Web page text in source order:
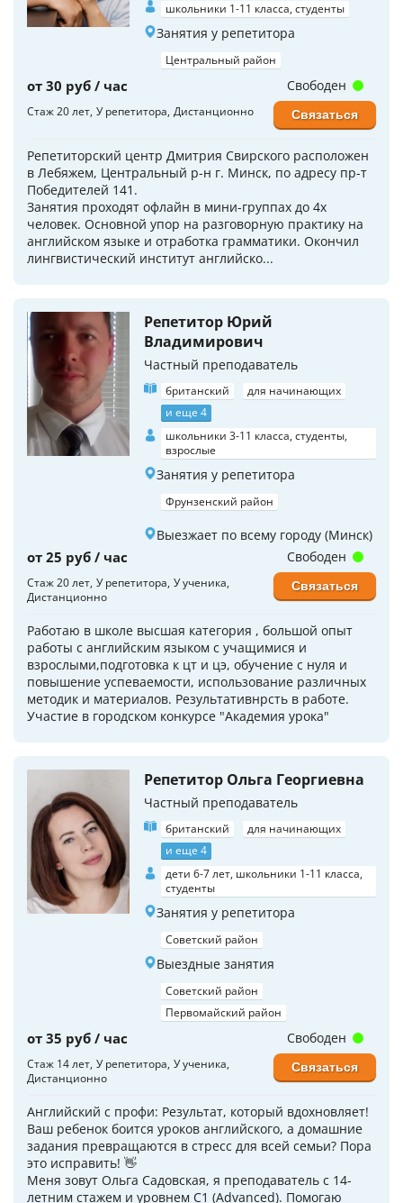
школьники 1-11 класса, студенты
Занятия у репетитора
Центральный район
от 30 руб / час
Стаж 20 лет У репетитора Дистанционно
Репетиторский центр Дмитрия Свирского расположен
в Лебяжем, Центральный р-н г. Минск, по адресу пр-т
Победителей 141.
Занятия проходят офлайн в мини-группах до 4х
человек. Основной упор на разговорную практику на
английском языке и отработка грамматики. Окончил
лингвистический институт английско...
Свободен
Связаться
Репетитор Юрий
Владимирович
Частный преподаватель
британский
для начинающих
и еще 4
школьники 3-11 класса, студенты,
взрослые
Занятия у репетитора
Фрунзенский район
Выезжает по всему городу (Минск)
от 25 руб / час
Стаж 20 лет У репетитора У ученика
Дистанционно
Работаю в школе высшая категория , большой опыт
работы с английским языком с учащимися и
взрослыми,подготовка к цт и цэ, обучение с нуля и
повышение успеваемости, использование различных
методик и материалов. Результативнрсть в работе.
Участие в городском конкурсе "Академия урока"
Свободен
Связаться
Репетитор Ольга Георгиевна
Частный преподаватель
британский
для начинающих
и еще 4
дети 6-7 лет, школьники 1-11 класса,
студенты
Занятия у репетитора
Советский район
Выездные занятия
Советский район
Первомайский район
от 35 руб / час
Стаж 14 лет У репетитора У ученика
Дистанционно
Английский с профи: Результат, который вдохновляет!
Ваш ребенок боится уроков английского, а домашние
задания превращаются в стресс для всей семьи? Пора
это исправить! 👋
Меня зовут Ольга Садовская, я преподаватель с 14-
летним стажем и уровнем C1 (Advanced). Помогаю
Свободен
Связаться